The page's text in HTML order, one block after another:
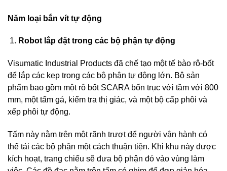
Năm loại bắn vít tự động
Robot lắp đặt trong các bộ phận tự động
Visumatic Industrial Products đã chế tạo một tế bào rô-bốt
để lắp các kẹp trong các bộ phận tự động lớn. Bộ sản
phẩm bao gồm một rô bốt SCARA bốn trục với tầm với 800
mm, một tấm gá, kiểm tra thị giác, và một bộ cấp phôi và
xếp phôi tự động.
Tấm này nằm trên một rãnh trượt để người vận hành có
thể tải các bộ phận một cách thuận tiện. Khi khu này được
kích hoạt, trang chiếu sẽ đưa bộ phận đó vào vùng làm